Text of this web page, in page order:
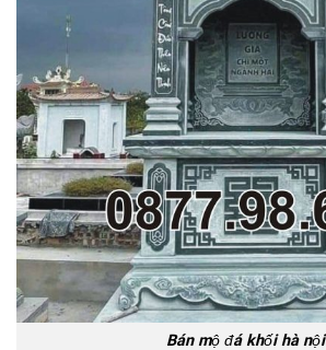
Bán mộ đá khối hà nội